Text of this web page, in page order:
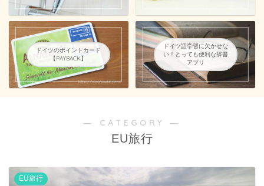
ドイツのポイントカード
【PAYBACK】
ドイツ語学習に欠かせな
い！とっても便利な辞書
アプリ
― CATEGORY ―
EU旅行
EU旅行